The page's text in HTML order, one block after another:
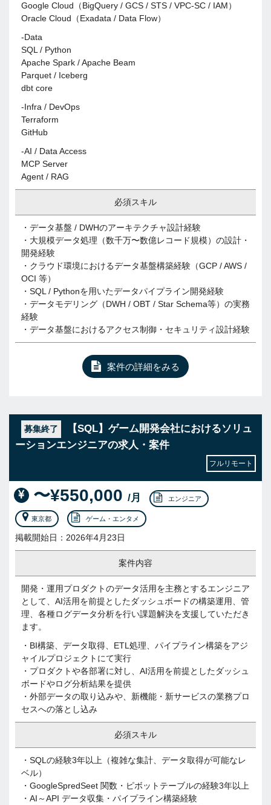
Google Cloud（BigQuery / GCS / STS / VPC-SC / IAM）
Oracle Cloud（Exadata / Data Flow）
-Data
SQL / Python
Apache Spark / Apache Beam
Parquet / Iceberg
dbt core
-Infra / DevOps
Terraform
GitHub
-AI / Data Access
MCP Server
Agent / RAG
必須スキル
・データ基盤 / DWHのアーキテクチャ設計経験
・大規模データ処理（数千万〜数億レコード規模）の設計・
開発経験
・クラウド環境におけるデータ基盤構築経験（GCP / AWS /
OCI 等）
・SQL / Pythonを用いたデータパイプライン開発経験
・データモデリング（DWH / OBT / Star Schema等）の実務
経験
・データ基盤におけるアクセス制御・セキュリティ設計経験
案件の詳細をみる
募集終了
【SQL】ゲーム開発会社におけるソリュ
ーションエンジニアの求人・案件
フルリモート
〜¥550,000 /月 エンジニア
東京都 ゲーム・エンタメ
掲載開始日：2026年4月23日
案件内容
開発・運用プロダクトのデータ活用を主務とするエンジニア
として、AI活用を前提としたダッシュボードの構築運用、管
理、各種ログデータ分析を行い課題解決を支援していただき
ます。
・BI構築、データ取得、ETL処理、パイプライン構築をアジ
ャイルプロジェクトにて実行
・プロダクトや各部署に対し、AI活用を前提としたダッシュ
ボードやログ分析結果を提供
・外部データの取り込みや、新機能・新サービスの業務プロ
セスへの落とし込み
必須スキル
・SQLの経験3年以上（複雑な集計、データ取得が可能なレ
ベル）
・GoogleSpredSeet 関数・ピボットテーブルの経験3年以上
・AI～API データ収集・パイプライン構築経験